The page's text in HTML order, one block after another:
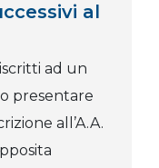
al
ad un
presentare
all’A.A.